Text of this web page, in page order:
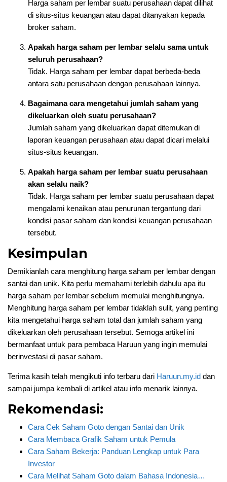
Harga saham per lembar suatu perusahaan dapat dilihat
di situs-situs keuangan atau dapat ditanyakan kepada
broker saham.
Apakah harga saham per lembar selalu sama untuk
seluruh perusahaan?
Tidak. Harga saham per lembar dapat berbeda-beda
antara satu perusahaan dengan perusahaan lainnya.
Bagaimana cara mengetahui jumlah saham yang
dikeluarkan oleh suatu perusahaan?
Jumlah saham yang dikeluarkan dapat ditemukan di
laporan keuangan perusahaan atau dapat dicari melalui
situs-situs keuangan.
Apakah harga saham per lembar suatu perusahaan
akan selalu naik?
Tidak. Harga saham per lembar suatu perusahaan dapat
mengalami kenaikan atau penurunan tergantung dari
kondisi pasar saham dan kondisi keuangan perusahaan
tersebut.
Kesimpulan
Demikianlah cara menghitung harga saham per lembar dengan
santai dan unik. Kita perlu memahami terlebih dahulu apa itu
harga saham per lembar sebelum memulai menghitungnya.
Menghitung harga saham per lembar tidaklah sulit, yang penting
kita mengetahui harga saham total dan jumlah saham yang
dikeluarkan oleh perusahaan tersebut. Semoga artikel ini
bermanfaat untuk para pembaca Haruun yang ingin memulai
berinvestasi di pasar saham.
Terima kasih telah mengikuti info terbaru dari Haruun.my.id dan
sampai jumpa kembali di artikel atau info menarik lainnya.
Rekomendasi:
Cara Cek Saham Goto dengan Santai dan Unik
Cara Membaca Grafik Saham untuk Pemula
Cara Saham Bekerja: Panduan Lengkap untuk Para
Investor
Cara Melihat Saham Goto dalam Bahasa Indonesia…